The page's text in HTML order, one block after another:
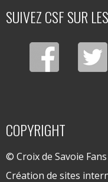
SUIVEZ CSF SUR
COPYRIGHT
© Croix de Savoie
Création de sites